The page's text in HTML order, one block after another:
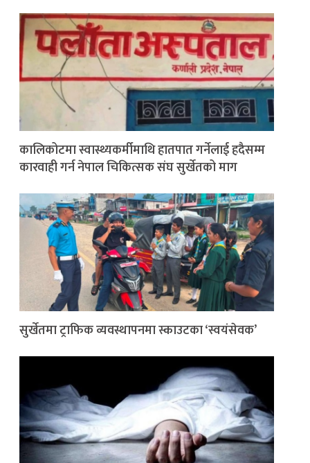
कालिकोटमा स्वास्थ्यकर्मीमाथि हातपात गर्नेलाई हदैसम्म
कारवाही गर्न नेपाल चिकित्सक संघ सुर्खेतको माग
सुर्खेतमा ट्राफिक व्यवस्थापनमा स्काउटका ‘स्वयंसेवक’